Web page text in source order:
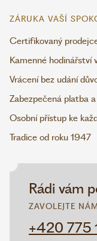
Rádi vám
ZAVOLEJTE NÁM
+420 775
ZÁRUKA VAŠÍ
Certifikovaný
Kamenné hodinářství
Vrácení bez udání
Zabezpečená platba
Osobní přístup ke
Tradice od roku 1947